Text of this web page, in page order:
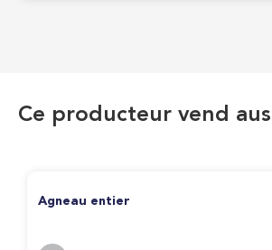
Ce producteur vend
Agneau entier